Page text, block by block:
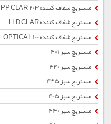
مستربچ شفاف کننده PP CLAR 203
مستربچ شفاف کننده LLD CLAR
مستربچ شفاف کننده OPTICAL 100
مستربچ سبز 401
مستربچ سبز 420
مستربچ سبز 435
مستربچ سبز 405
مستربچ سبز 440